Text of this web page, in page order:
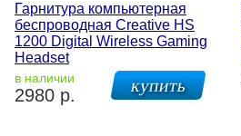
Гарнитура компьютерная
беспроводная Creative HS
1200 Digital Wireless Gaming
Headset
в наличии
2980 р.